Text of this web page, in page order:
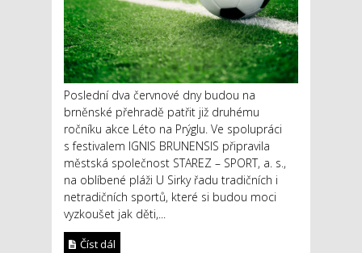
Poslední dva červnové dny budou na
brněnské přehradě patřit již druhému
ročníku akce Léto na Prýglu. Ve spolupráci
s festivalem IGNIS BRUNENSIS připravila
městská společnost STAREZ – SPORT, a. s.,
na oblíbené pláži U Sirky řadu tradičních i
netradičních sportů, které si budou moci
vyzkoušet jak děti,...
Číst dál